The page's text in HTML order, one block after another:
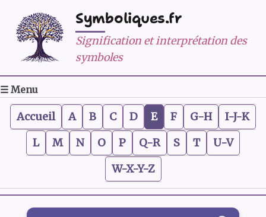
Symboliques.fr
Signification et interprétation des
symboles
☰ Menu
Accueil A B C D E F G-H
I-J-K
L
M N O P Q-R S T
U-V
W-X-Y-Z
Rechercher